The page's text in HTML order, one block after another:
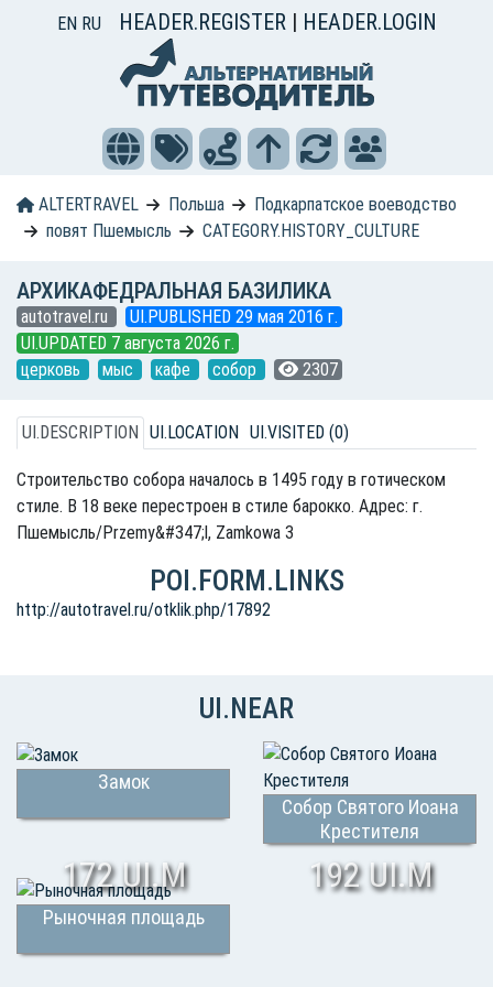
EN RU HEADER.REGISTER | HEADER.LOGIN
ALTERTRAVEL Польша
Подкарпатское воеводство
повят Пшемысль
CATEGORY.HISTORY_CULTURE
АРХИКАФЕДРАЛЬНАЯ БАЗИЛИКА
autotravel.ru
UI.PUBLISHED 29 мая 2016 г.
UI.UPDATED 7 августа 2026 г.
церковь
мыс кафе собор 2307
UI.DESCRIPTION UI.LOCATION UI.VISITED (0)
Строительство собора началось в 1495 году в готическом
стиле. В 18 веке перестроен в стиле барокко. Адрес: г.
Пшемысль/Przemy&#347;l, Zamkowa 3
POI.FORM.LINKS
http://autotravel.ru/otklik.php/17892
UI.NEAR
Замок
172 UI.M
Собор Святого Иоана
Крестителя
192 UI.M
Рыночная площадь